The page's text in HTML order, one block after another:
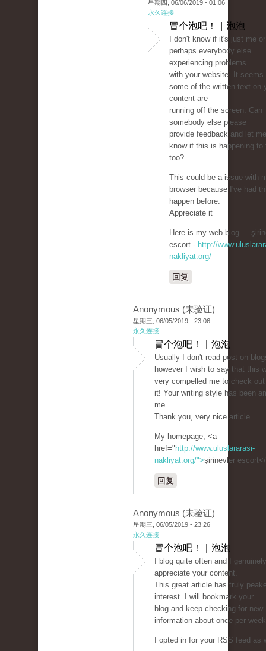
星期四, 06/06/2019 - 01:06
永久连接
冒个泡吧！ | 泡泡
I don't know if it's just me
perhaps everybody else
experiencing problems
with your website. It seems
some of the written text on
content are
running off the screen. Can
somebody else please
provide feedback and let me
know if this is happening to
too?
This could be a issue with
browser because I've had
happen before.
Appreciate it
Here is my web blog ...
escort - http://
nakliyat.org/
回复
Anonymous (未验证)
星期三, 06/05/2019 - 23:06
永久连接
冒个泡吧！ | 泡泡
Usually I don't read post on
however I wish to say that this
very compelled me to check
it! Your writing style has been
me.
Thank you, very nice article.
My homepage; <a
href=" http://www.uluslararasi-
nakliyat.org/">şirinevler
回复
Anonymous (未验证)
星期三, 06/05/2019 - 23:26
永久连接
冒个泡吧！ | 泡泡
I blog quite often and I genuinely
appreciate your content.
This great article has truly
interest. I will bookmark your
blog and keep checking for new
information about once per
I opted in for your RSS feed as